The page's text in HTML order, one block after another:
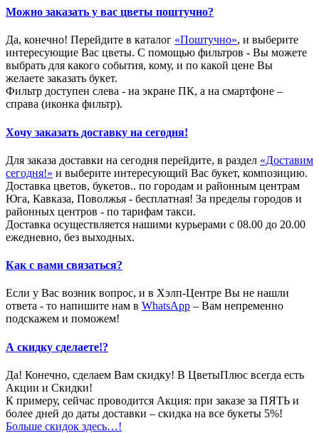
Можно заказать у вас цветы поштучно?
Да, конечно! Перейдите в каталог «Поштучно», и выберите
интересующие Вас цветы. С помощью фильтров - Вы можете
выбрать для какого события, кому, и по какой цене Вы
желаете заказать букет.
Фильтр доступен слева - на экране ПК, а на смартфоне –
справа (иконка фильтр).
Хочу заказать доставку на сегодня!
Для заказа доставки на сегодня перейдите, в раздел «Доставим
сегодня!» и выберите интересующий Вас букет, композицию.
Доставка цветов, букетов.. по городам и районным центрам
Юга, Кавказа, Поволжья - бесплатная! За пределы городов и
районных центров - по тарифам такси.
Доставка осуществляется нашими курьерами с 08.00 до 20.00
ежедневно, без выходных.
Как с вами связаться?
Если у Вас возник вопрос, и в Хэлп-Центре Вы не нашли
ответа - то напишите нам в WhatsApp – Вам непременно
подскажем и поможем!
А скидку сделаете!?
Да! Конечно, сделаем Вам скидку! В ЦветыПлюс всегда есть
Акции и Скидки!
К примеру, сейчас проводится Акция: при заказе за ПЯТЬ и
более дней до даты доставки – скидка на все букеты 5%!
Больше скидок здесь…!